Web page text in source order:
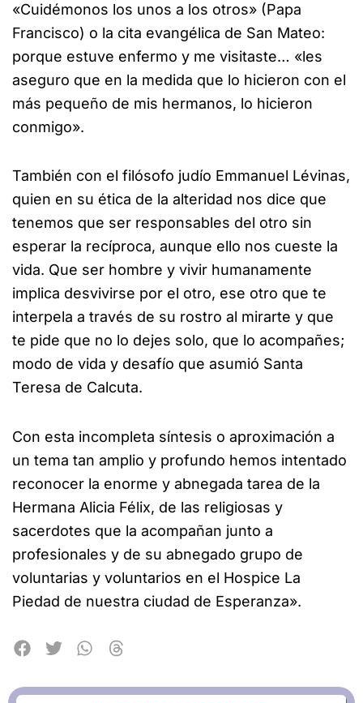
«Cuidémonos los unos a los otros» (Papa
Francisco) o la cita evangélica de San Mateo:
porque estuve enfermo y me visitaste… «les
aseguro que en la medida que lo hicieron con el
más pequeño de mis hermanos, lo hicieron
conmigo».
También con el filósofo judío Emmanuel Lévinas,
quien en su ética de la alteridad nos dice que
tenemos que ser responsables del otro sin
esperar la recíproca, aunque ello nos cueste la
vida. Que ser hombre y vivir humanamente
implica desvivirse por el otro, ese otro que te
interpela a través de su rostro al mirarte y que
te pide que no lo dejes solo, que lo acompañes;
modo de vida y desafío que asumió Santa
Teresa de Calcuta.
Con esta incompleta síntesis o aproximación a
un tema tan amplio y profundo hemos intentado
reconocer la enorme y abnegada tarea de la
Hermana Alicia Félix, de las religiosas y
sacerdotes que la acompañan junto a
profesionales y de su abnegado grupo de
voluntarias y voluntarios en el Hospice La
Piedad de nuestra ciudad de Esperanza».